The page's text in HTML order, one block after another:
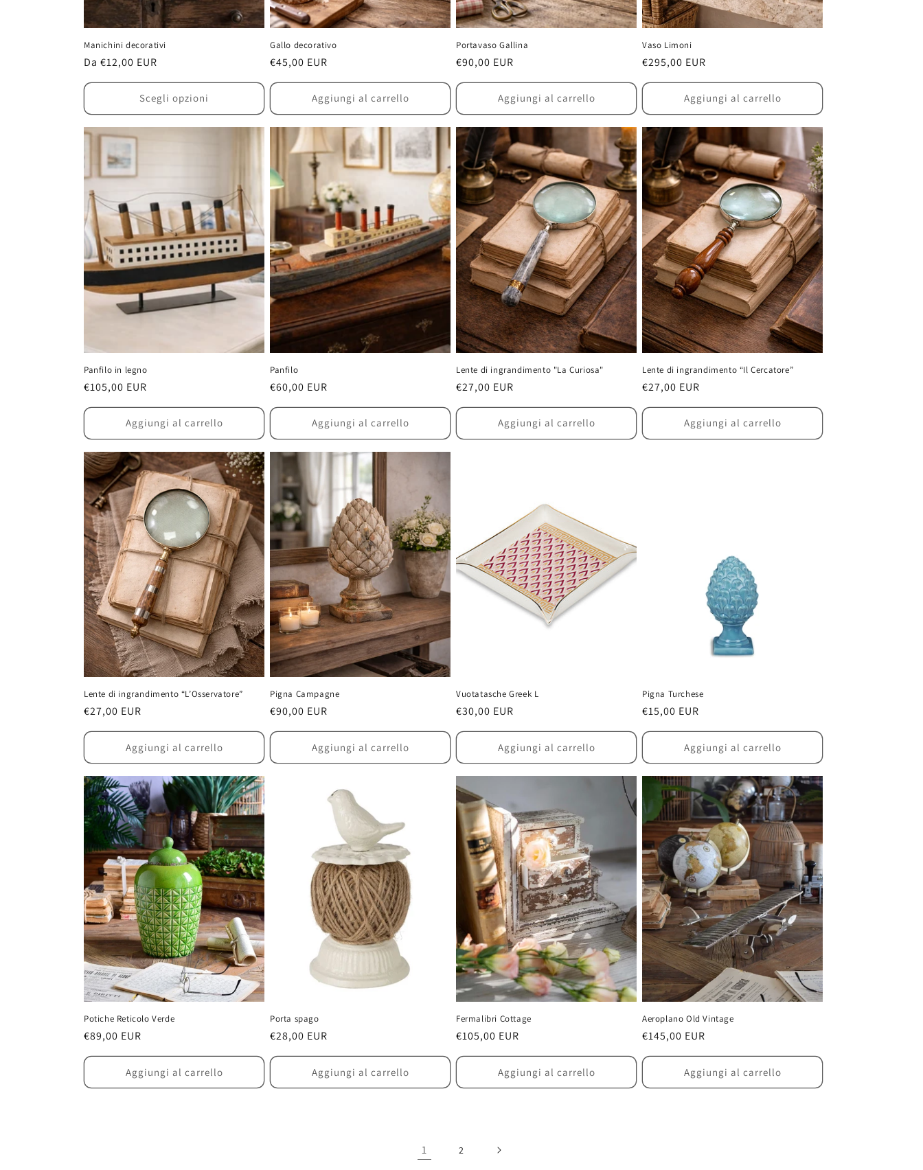
Manichini decorativi
Prezzo
di
Da €12,00 EUR
Scegli opzioni
Gallo decorativo
Prezzo
di
€45,00 EUR
Aggiungi al carrello
Portavaso Gallina
Prezzo
di
€90,00 EUR
Aggiungi al carrello
Vaso Limoni
Prezzo
di
€295,00 EUR
Aggiungi al carrello
Panfilo in legno
Prezzo
di
€105,00 EUR
Aggiungi al carrello
Panfilo
Prezzo
di
€60,00 EUR
Aggiungi al carrello
Lente di ingrandimento "La Curiosa"
Prezzo
di
€27,00 EUR
Aggiungi al carrello
Lente di ingrandimento “Il Cercatore”
Prezzo
di
€27,00 EUR
Aggiungi al carrello
Lente di ingrandimento “L’Osservatore”
Prezzo
di
€27,00 EUR
Aggiungi al carrello
Pigna Campagne
Prezzo
di
€90,00 EUR
Aggiungi al carrello
Vuotatasche Greek L
Prezzo
di
€30,00 EUR
Aggiungi al carrello
Pigna Turchese
Prezzo
di
€15,00 EUR
Aggiungi al carrello
Potiche Reticolo Verde
Prezzo
di
€89,00 EUR
Aggiungi al carrello
Porta spago
Prezzo
di
€28,00 EUR
Aggiungi al carrello
Fermalibri Cottage
Prezzo
di
€105,00 EUR
Aggiungi al carrello
Aeroplano Old Vintage
Prezzo
di
€145,00 EUR
Aggiungi al carrello
1 2